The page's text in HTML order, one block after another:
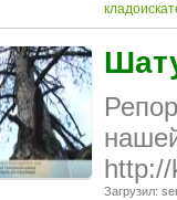
Загрузил: